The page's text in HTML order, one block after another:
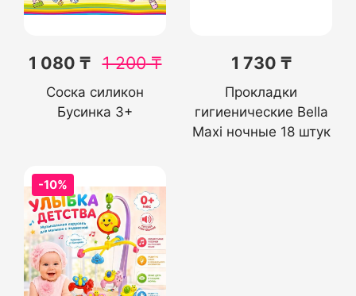
1 080 ₸ 1 200₸
Соска силикон
Бусинка 3+
1 730 ₸
Прокладки
гигиенические Bella
Maxi ночные 18 штук
-10%